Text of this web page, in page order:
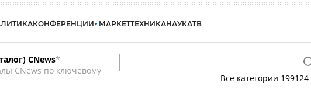
КОНФЕРЕНЦИИ МАРКЕТТЕХНИКАНАУКАТВ
CNews*
CNews по ключевому
Все категории 199124